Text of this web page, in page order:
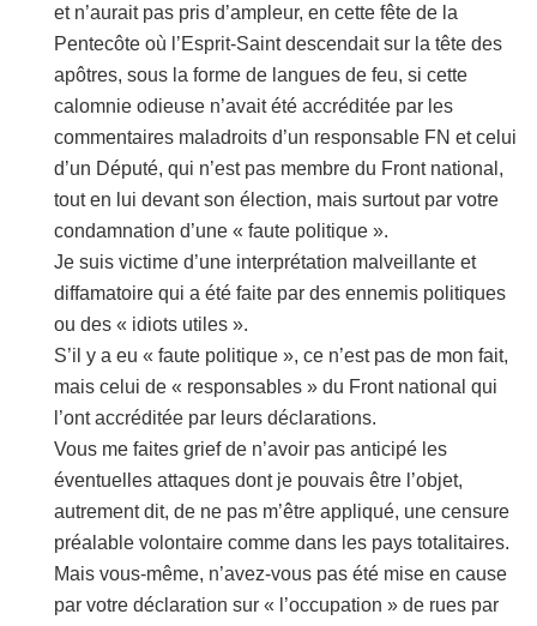
et n’aurait pas pris d’ampleur, en cette fête de la
Pentecôte où l’Esprit-Saint descendait sur la tête des
apôtres, sous la forme de langues de feu, si cette
calomnie odieuse n’avait été accréditée par les
commentaires maladroits d’un responsable FN et celui
d’un Député, qui n’est pas membre du Front national,
tout en lui devant son élection, mais surtout par votre
condamnation d’une « faute politique ».
Je suis victime d’une interprétation malveillante et
diffamatoire qui a été faite par des ennemis politiques
ou des « idiots utiles ».
S’il y a eu « faute politique », ce n’est pas de mon fait,
mais celui de « responsables » du Front national qui
l’ont accréditée par leurs déclarations.
Vous me faites grief de n’avoir pas anticipé les
éventuelles attaques dont je pouvais être l’objet,
autrement dit, de ne pas m’être appliqué, une censure
préalable volontaire comme dans les pays totalitaires.
Mais vous-même, n’avez-vous pas été mise en cause
par votre déclaration sur « l’occupation » de rues par